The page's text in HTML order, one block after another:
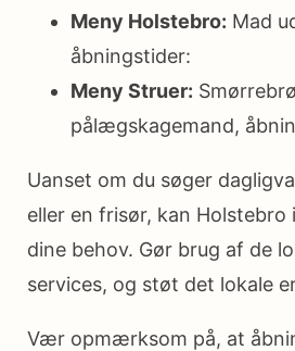
Meny Holstebro: Mad
åbningstider:
Meny Struer:
pålægskagemand,
Uanset om du søger
eller en frisør, kan Holstebro
dine behov. Gør brug af de
services, og støt det lokale
Vær opmærksom på, at